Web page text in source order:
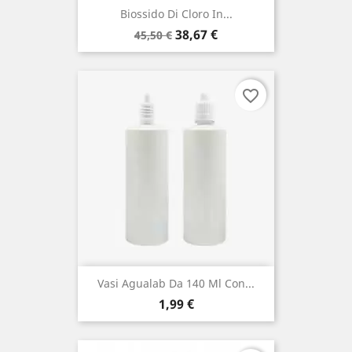
Biossido Di Cloro In...
Prezzo
base
45,50 € Prezzo
38,67 €
Vasi Agualab Da 140 Ml Con...
Prezzo
1,99 €
favorite_border